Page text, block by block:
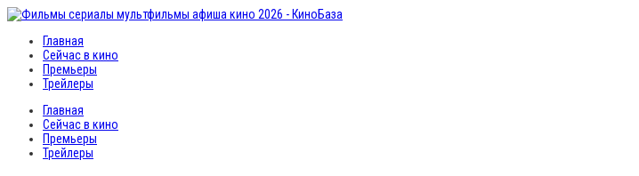
Главная
Сейчас в кино
Премьеры
Трейлеры
Главная
Сейчас в кино
Премьеры
Трейлеры